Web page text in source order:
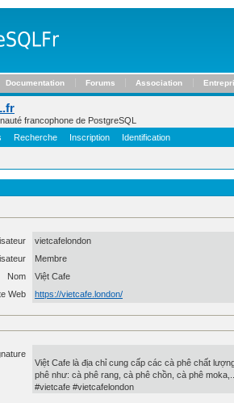
Documentation Forums Association
francophone de PostgreSQL
Recherche Inscription Identification
vietcafelondon
Membre
Nom
Việt Cafe
Web
https://vietcafe.london/
Việt Cafe là địa chỉ cung cấp các cà phê chất
phê như: cà phê rang, cà phê chồn, cà phê
#vietcafe #vietcafelondon